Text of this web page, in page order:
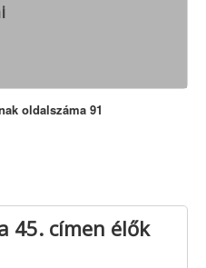
oldalszáma 91
45. címen élők